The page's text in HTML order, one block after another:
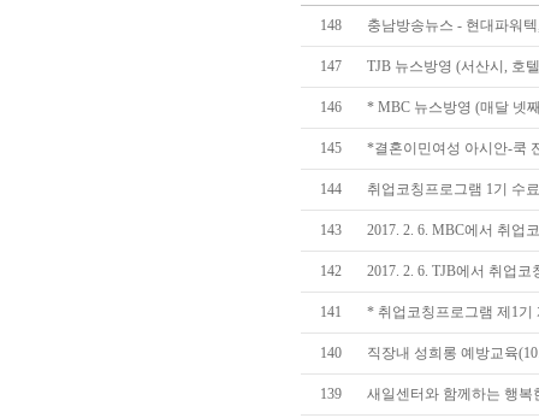
148 충남방송뉴스 - 현대파워
147 TJB 뉴스방영 (서산시, 호
146 * MBC 뉴스방영 (매달 넷
145 *결혼이민여성 아시안-쿡
144 취업코칭프로그램 1기 수
143 2017. 2. 6. MBC에서 취업
142 2017. 2. 6. TJB에서 취업
141 * 취업코칭프로그램 제1기
140 직장내 성희롱 예방교육
139 새일센터와 함께하는 행복